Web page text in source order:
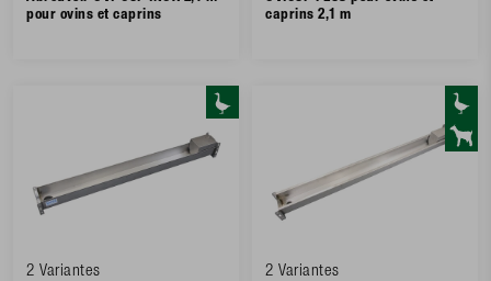
pour ovins et caprins
caprins 2,1 m
2 Variantes 2 Variantes